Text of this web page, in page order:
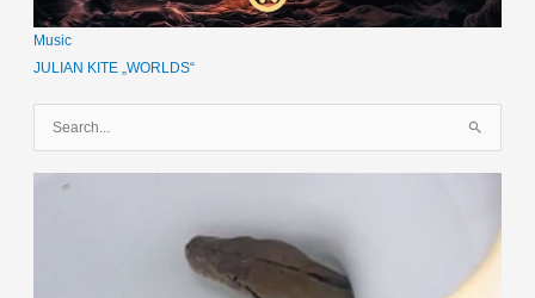
Music
JULIAN KITE „WORLDS“
c